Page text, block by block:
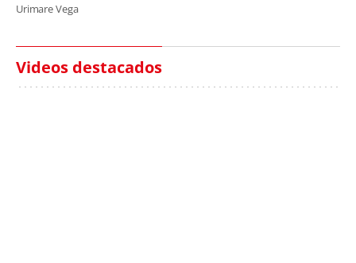
Urimare Vega
Videos destacados